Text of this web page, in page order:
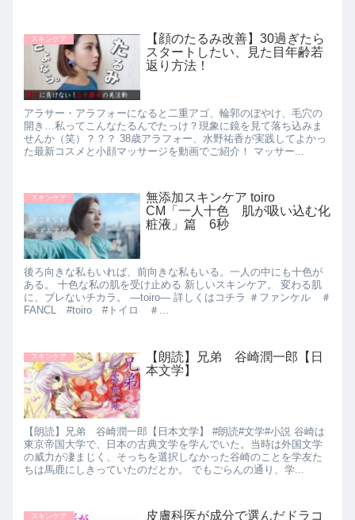
スキンケア
【顔のたるみ改善】30過ぎたら
スタートしたい、見た目年齢若
返り方法！
アラサー・アラフォーになると二重アゴ、輪郭のぼやけ、毛穴の
開き…私ってこんなたるんでたっけ？現象に鏡を見て落ち込みま
せんか（笑）？？？ 38歳アラフォー、水野祐香が実践してよかっ
た最新コスメと小顔マッサージを動画でご紹介！ マッサー...
スキンケア
無添加スキンケア toiro
CM「一人十色 肌が吸い込む化
粧液」篇 6秒
後ろ向きな私もいれば、前向きな私もいる。一人の中にも十色が
ある。 十色な私の肌を受け止める 新しいスキンケア。 変わる肌
に、ブレないチカラ。 ―toiro― 詳しくはコチラ ＃ファンケル ＃
FANCL #toiro #トイロ ＃...
スキンケア
【朗読】兄弟 谷崎潤一郎【日
本文学】
【朗読】兄弟 谷崎潤一郎【日本文学】 #朗読#文学#小説 谷崎は
東京帝国大学で、日本の古典文学を学んでいた。当時は外国文学
の威力が凄まじく、そっちを選択しなかった谷崎のことを学友た
ちは馬鹿にしきっていたのだとか。 でもごらんの通り、学...
スキンケア 皮膚科医が成分で選んだドラコ